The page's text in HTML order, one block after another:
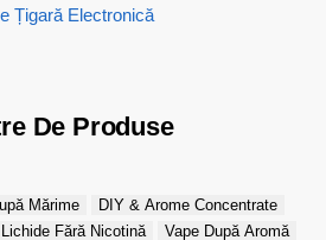
Țigară Electronică
De Produse
Mărime
DIY & Arome Concentrate
Lichide Fără Nicotină
Vape După Aromă